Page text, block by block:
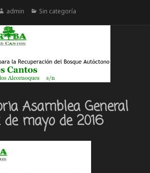
Autor
admin Categorías
Sin categoría
Asamblea General
de mayo de 2016